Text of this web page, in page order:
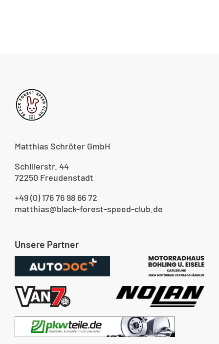
Matthias Schröter GmbH
Schillerstr. 44
72250 Freudenstadt
+49 (0) 176 76 98 66 72
matthias@black-forest-speed-club.de
Unsere Partner